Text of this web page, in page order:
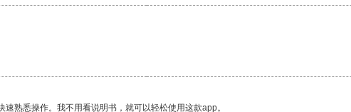
熟悉操作。我不用看说明书，就可以轻松使用这款app。